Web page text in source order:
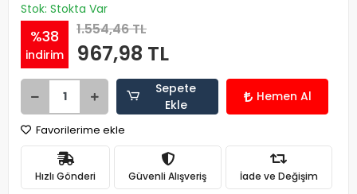
Stok: Stokta Var
%38
indirim
1.554,46 TL
967,98 TL
Sepete
Ekle
Hemen Al
Favorilerime ekle
Hızlı Gönderi Güvenli Alışveriş İade ve Değişim